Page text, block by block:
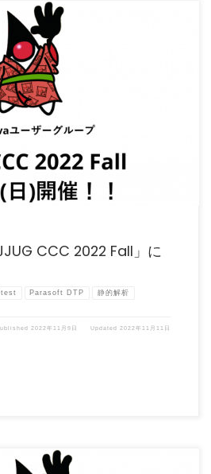
（JJUG）が主催している日本最大のJavaコミュ
CCC 2022 Fall」に
Parasoft DTP 静的解析
2022年11月9日 Updated 2022年11月11日